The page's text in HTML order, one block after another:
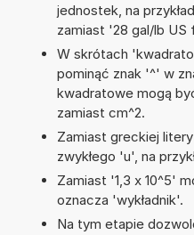
jednostek, na
zamiast '28 gal/lb US
W skrótach
pominąć znak '^' w
kwadratowe mogą
zamiast cm^2.
Zamiast greckiej
zwykłego 'u', na
Zamiast '1,3 x 10^5'
oznacza 'wykładnik'.
Na tym etapie